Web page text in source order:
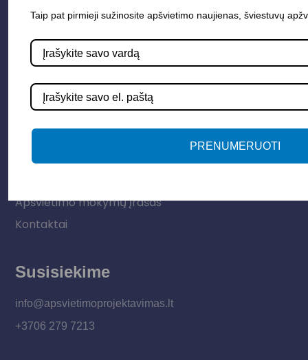
Elektros instaliacija
LED juostos
Informacija
Apie mus
Apšvietimo mokymų įrašas
Kontaktai
Susisiekime
info@apsvietimoprojektavimas.lt
+3706 279 7213
Taip pat pirmieji sužinosite apšvietimo naujienas, šviestuvų
PRENUMERUOTI